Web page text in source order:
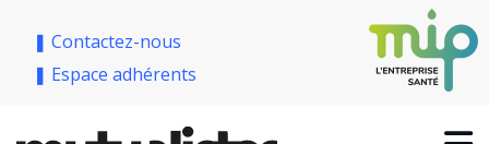
❚ Contactez-nous
❚ Espace adhérents